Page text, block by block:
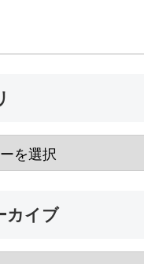
カイブ